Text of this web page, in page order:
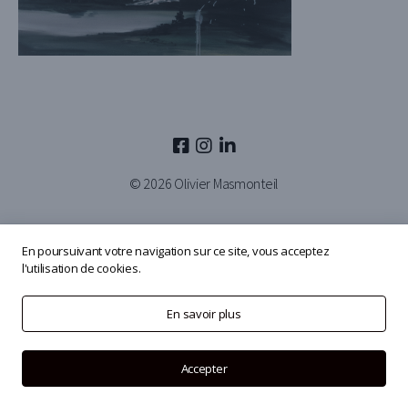
© 2026 Olivier Masmonteil
En poursuivant votre navigation sur ce site, vous acceptez
l'utilisation de cookies.
En savoir plus
Accepter